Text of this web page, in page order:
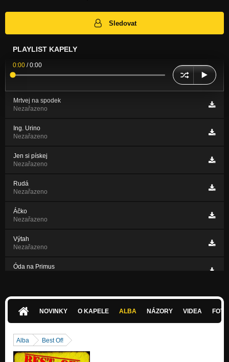
Sledovat
PLAYLIST KAPELY
0:00 /0:00
Mrtvej na spodek
Nezařazeno
Ing. Urino
Nezařazeno
Jen si pískej
Nezařazeno
Rudá
Nezařazeno
Áčko
Nezařazeno
Výtah
Nezařazeno
Óda na Primus
AKU Dědek
NOVINKY O KAPELE ALBA NÁZORY VIDEA
Alba Best Of!